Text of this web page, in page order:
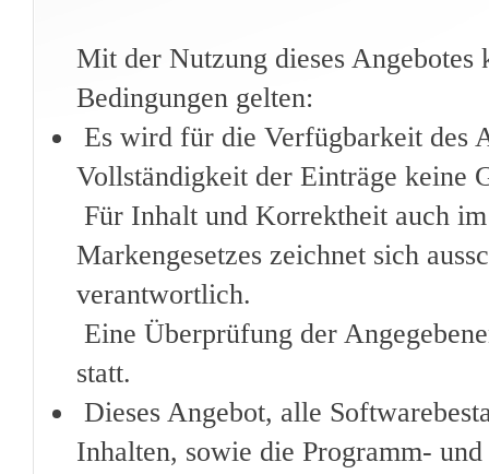
Mit der Nutzung dieses
Bedingungen gelten:
Es wird für die Verfügbarkeit des
Vollständigkeit der Einträge keine
Für Inhalt und Korrektheit auch im
Markengesetzes zeichnet sich
verantwortlich.
Eine Überprüfung der
statt.
Dieses Angebot, alle
Inhalten, sowie die Programm-